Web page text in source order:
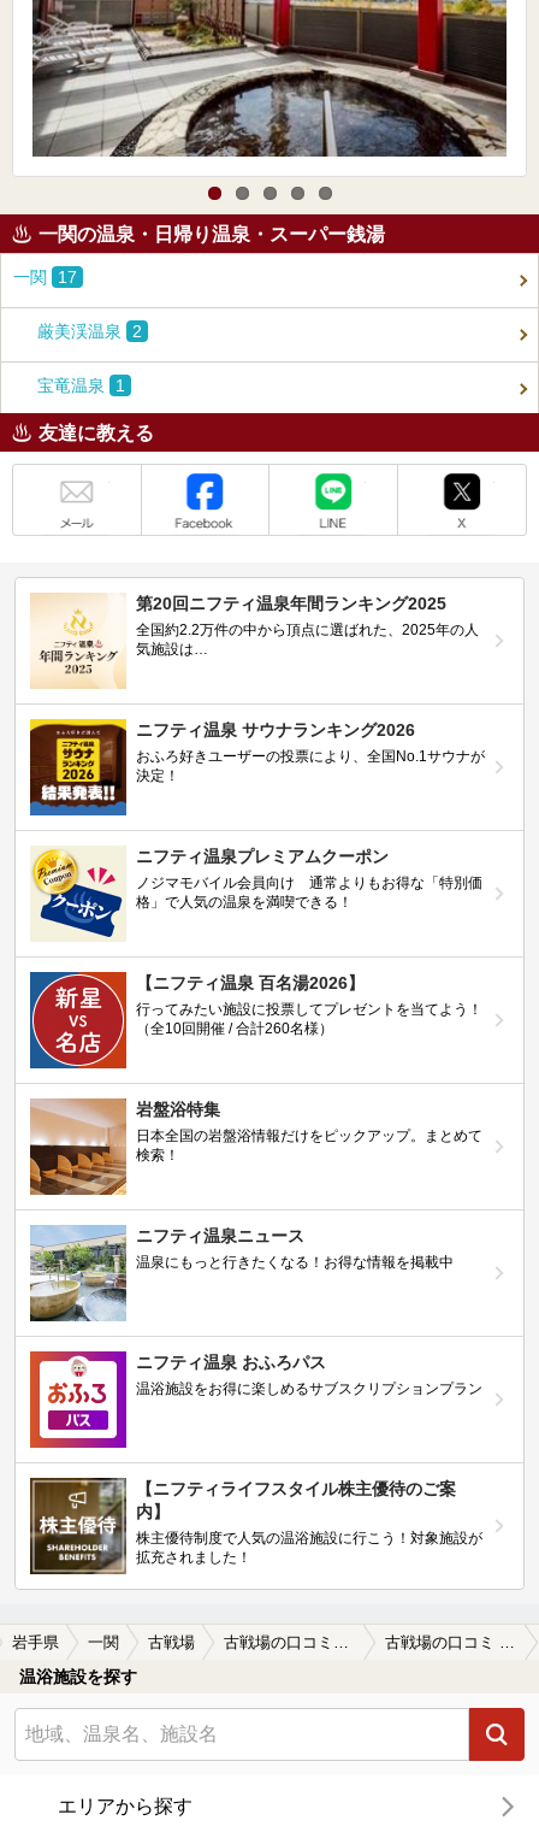
一関の温泉・日帰り温泉・スーパー銭湯
一関 17
厳美渓温泉 2
宝竜温泉 1
友達に教える
第20回ニフティ温泉年間ランキング2025
全国約2.2万件の中から頂点に選ばれた、2025年の人
気施設は…
ニフティ温泉 サウナランキング2026
おふろ好きユーザーの投票により、全国No.1サウナが
決定！
ニフティ温泉プレミアムクーポン
ノジマモバイル会員向け 通常よりもお得な「特別価
格」で人気の温泉を満喫できる！
【ニフティ温泉 百名湯2026】
行ってみたい施設に投票してプレゼントを当てよう！
（全10回開催 / 合計260名様）
岩盤浴特集
日本全国の岩盤浴情報だけをピックアップ。まとめて
検索！
ニフティ温泉ニュース
温泉にもっと行きたくなる！お得な情報を掲載中
ニフティ温泉 おふろパス
温浴施設をお得に楽しめるサブスクリプションプラン
【ニフティライフスタイル株主優待のご案
内】
株主優待制度で人気の温浴施設に行こう！対象施設が
拡充されました！
岩手県 一関 古戦場
温浴施設を探す
エリアから探す